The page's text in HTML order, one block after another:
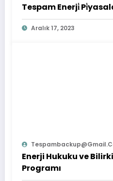
Tespam Enerji̇
Aralık 17, 2023
Enerji Hukuku ve
Programı